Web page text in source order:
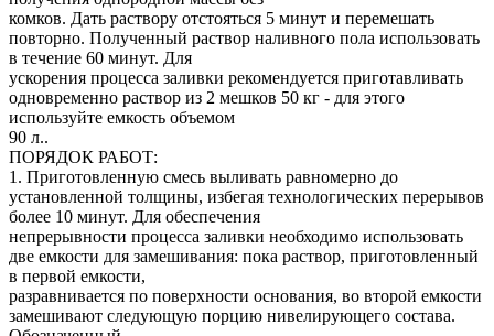
комков. Дать раствору отстояться 5 минут и перемешать
повторно. Полученный раствор наливного пола использовать
в течение 60 минут. Для
ускорения процесса заливки рекомендуется приготавливать
одновременно раствор из 2 мешков 50 кг - для этого
используйте емкость объемом
90 л..
ПОРЯДОК РАБОТ:
1. Приготовленную смесь выливать равномерно до
установленной толщины, избегая технологических перерывов
более 10 минут. Для обеспечения
непрерывности процесса заливки необходимо использовать
две емкости для замешивания: пока раствор, приготовленный
в первой емкости,
разравнивается по поверхности основания, во второй емкости
замешивают следующую порцию нивелирующего состава.